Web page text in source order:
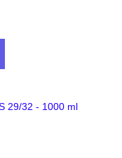
29/32 - 1000 ml